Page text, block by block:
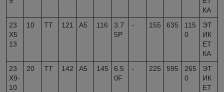
КА
23
X5
13
10 TT 121 A5 116
3.7
5P
- 155 635
115
0
ЭТ
ИК
ЕТ
КА
23
X9-
10
20 TT 142 A5 145
6.5
0F
- 225 595
265
0
ЭТ
ИК
ЕТ